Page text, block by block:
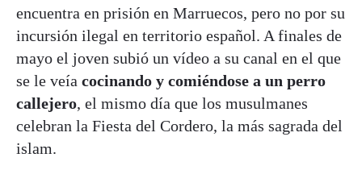
encuentra en prisión en Marruecos, pero no por su
incursión ilegal en territorio español. A finales de
mayo el joven subió un vídeo a su canal en el que
se le veía cocinando y comiéndose a un perro
callejero, el mismo día que los musulmanes
celebran la Fiesta del Cordero, la más sagrada del
islam.